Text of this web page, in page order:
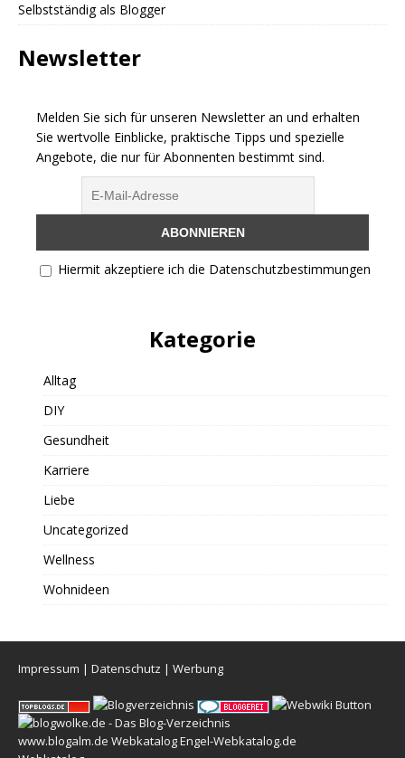
Selbstständig als Blogger
Newsletter
Melden Sie sich für unseren Newsletter an und erhalten
Sie wertvolle Einblicke, praktische Tipps und spezielle
Angebote, die nur für Abonnenten bestimmt sind.
Hiermit akzeptiere ich die Datenschutzbestimmungen
Kategorie
Alltag
DIY
Gesundheit
Karriere
Liebe
Uncategorized
Wellness
Wohnideen
Impressum | Datenschutz | Werbung
www.blogalm.de WebkatalogEngel-Webkatalog.de